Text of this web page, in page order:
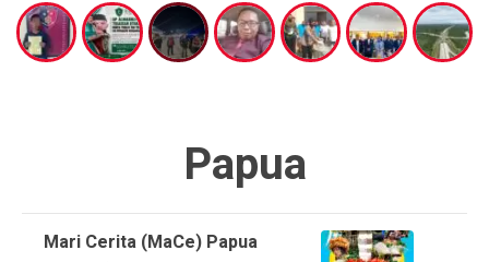
Papua
Mari Cerita (MaCe) Papua